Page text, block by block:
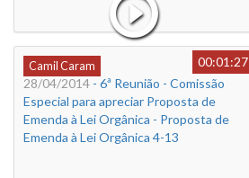
Camil Caram
00:01:27
28/04/2014 - 6ª Reunião - Comissão
Especial para apreciar Proposta de
Emenda à Lei Orgânica - Proposta de
Emenda à Lei Orgânica 4-13